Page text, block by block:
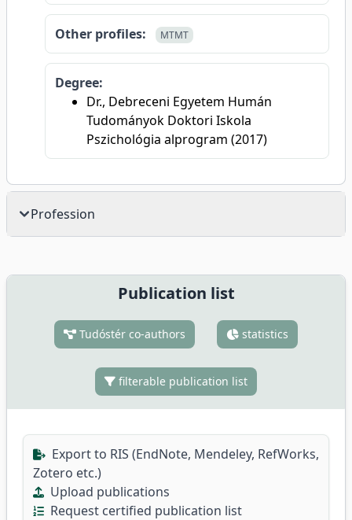
Other profiles: MTMT
Degree:
Dr., Debreceni Egyetem Humán
Tudományok Doktori Iskola
Pszichológia alprogram (2017)
Profession
Publication list
Tudóstér co-authors statistics
filterable publication list
Export to RIS (EndNote, Mendeley, RefWorks,
Zotero etc.)
Upload publications
Request certified publication list